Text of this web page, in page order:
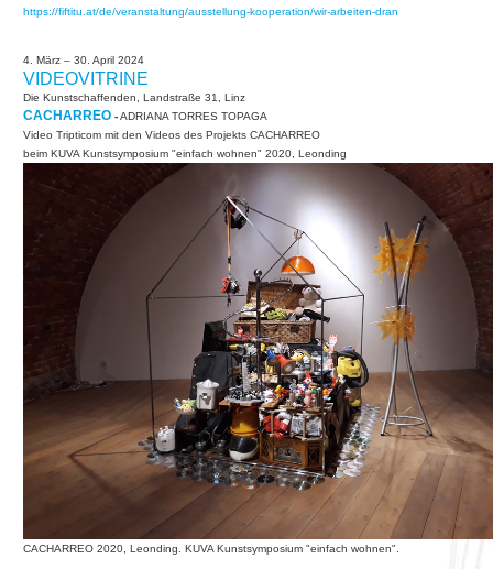
https://fiftitu.at/de/veranstaltung/ausstellung-kooperation/wir-arbeiten-dran
4. März – 30. April 2024
VIDEOVITRINE
Die Kunstschaffenden, Landstraße 31, Linz
CACHARREO -ADRIANA TORRES TOPAGA
Video Tripticom mit den Videos des Projekts CACHARREO
beim KUVA Kunstsymposium "einfach wohnen" 2020, Leonding
CACHARREO 2020, Leonding. KUVA Kunstsymposium "einfach wohnen".